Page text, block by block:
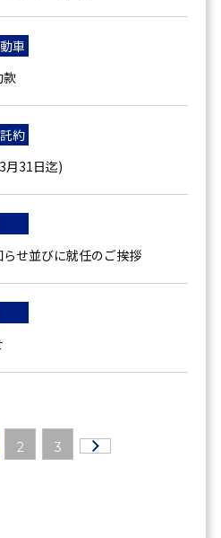
車
款
約
月31日迄)
せ並びに就任のご挨拶
2 3